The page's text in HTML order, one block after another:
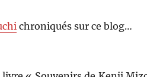
chroniqués sur ce blog…